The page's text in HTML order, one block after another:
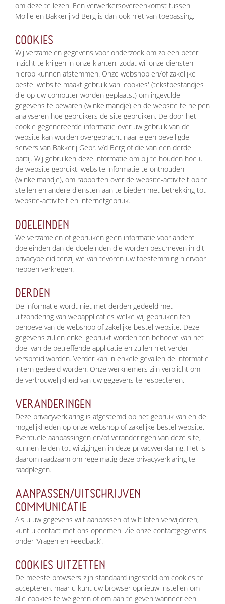
om deze te lezen. Een verwerkersovereenkomst tussen
Mollie en Bakkerij vd Berg is dan ook niet van toepassing.
COOKIES
Wij verzamelen gegevens voor onderzoek om zo een beter
inzicht te krijgen in onze klanten, zodat wij onze diensten
hierop kunnen afstemmen. Onze webshop en/of zakelijke
bestel website maakt gebruik van 'cookies' (tekstbestandjes
die op uw computer worden geplaatst) om ingevulde
gegevens te bewaren (winkelmandje) en de website te helpen
analyseren hoe gebruikers de site gebruiken. De door het
cookie gegenereerde informatie over uw gebruik van de
website kan worden overgebracht naar eigen beveiligde
servers van Bakkerij Gebr. v/d Berg of die van een derde
partij. Wij gebruiken deze informatie om bij te houden hoe u
de website gebruikt, website informatie te onthouden
(winkelmandje), om rapporten over de website-activiteit op te
stellen en andere diensten aan te bieden met betrekking tot
website-activiteit en internetgebruik.
DOELEINDEN
We verzamelen of gebruiken geen informatie voor andere
doeleinden dan de doeleinden die worden beschreven in dit
privacybeleid tenzij we van tevoren uw toestemming hiervoor
hebben verkregen.
DERDEN
De informatie wordt niet met derden gedeeld met
uitzondering van webapplicaties welke wij gebruiken ten
behoeve van de webshop of zakelijke bestel website. Deze
gegevens zullen enkel gebruikt worden ten behoeve van het
doel van de betreffende applicatie en zullen niet verder
verspreid worden. Verder kan in enkele gevallen de informatie
intern gedeeld worden. Onze werknemers zijn verplicht om
de vertrouwelijkheid van uw gegevens te respecteren.
VERANDERINGEN
Deze privacyverklaring is afgestemd op het gebruik van en de
mogelijkheden op onze webshop of zakelijke bestel website.
Eventuele aanpassingen en/of veranderingen van deze site,
kunnen leiden tot wijzigingen in deze privacyverklaring. Het is
daarom raadzaam om regelmatig deze privacyverklaring te
raadplegen.
AANPASSEN/UITSCHRIJVEN
COMMUNICATIE
Als u uw gegevens wilt aanpassen of wilt laten verwijderen,
kunt u contact met ons opnemen. Zie onze contactgegevens
onder ‘Vragen en Feedback’.
COOKIES UITZETTEN
De meeste browsers zijn standaard ingesteld om cookies te
accepteren, maar u kunt uw browser opnieuw instellen om
alle cookies te weigeren of om aan te geven wanneer een